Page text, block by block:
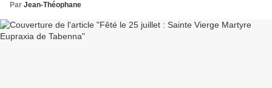
Par Jean-Théophane